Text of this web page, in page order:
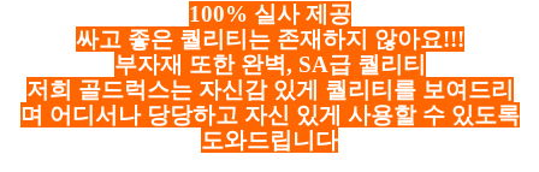
100% 실사 제공
싸고 좋은 퀄리티는 존재하지 않아요!!!
부자재 또한 완벽, SA급 퀄리티
저희 골드럭스는 자신감 있게 퀄리티를 보여드리
며 어디서나 당당하고 자신 있게 사용할 수 있도록
도와드립니다